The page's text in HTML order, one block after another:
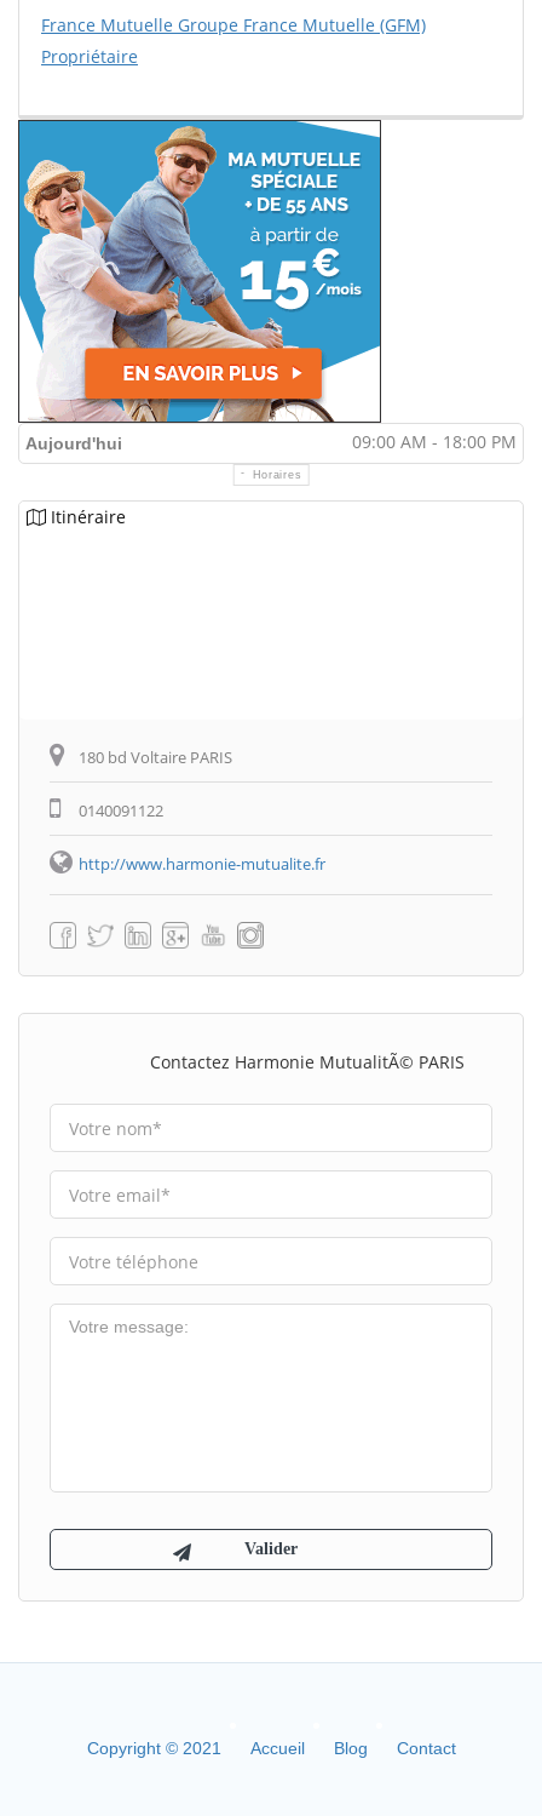
France Mutuelle Groupe France Mutuelle (GFM)
Propriétaire
Aujourd'hui 09:00 AM - 18:00 PM
Horaires
Itinéraire
180 bd Voltaire PARIS
0140091122
http://www.harmonie-mutualite.fr
Contactez Harmonie MutualitÃ© PARIS
Copyright © 2021 Accueil Blog Contact